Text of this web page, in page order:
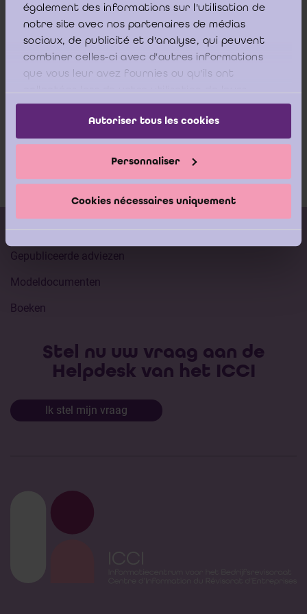
également des informations sur l'utilisation de
notre site avec nos partenaires de médias
sociaux, de publicité et d'analyse, qui peuvent
combiner celles-ci avec d'autres informations
que vous leur avez fournies ou qu'ils ont
services.
Autoriser tous les cookies
Personnaliser
Cookies nécessaires uniquement
aandacht menen te moeten brengen van de toezichthouders.
Modelverslagen FSMA clean version
september 2019
Download
Gepubliceerde adviezen
Modeldocumenten
Boeken
Stel nu uw vraag aan de
Helpdesk van het ICCI
Ik stel mijn vraag